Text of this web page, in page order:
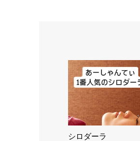
シロダーラ